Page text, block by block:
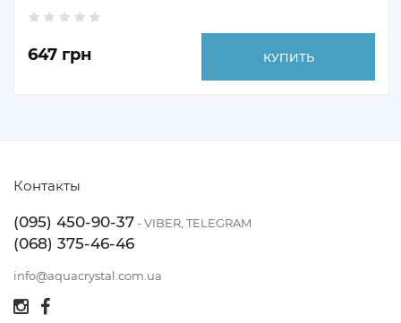
647 грн КУПИТЬ
Контакты
(095) 450-90-37- VIBER, TELEGRAM
(068) 375-46-46
info@aquacrystal.com.ua